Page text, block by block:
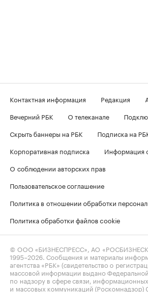
Контактная информация Редакция
Вечерний РБК
О телеканале
Скрыть баннеры на РБК
Подписка на
Корпоративная подписка
Информация
О соблюдении авторских прав
Пользовательское соглашение
Политика в отношении обработки
Политика обработки файлов cookie
© ООО «БИЗНЕСПРЕСС», АО
1995–2026 . Сообщения и материалы
агентства «РБК» (свидетельство о
массовой информации выдано
по надзору в сфере связи,
и массовых коммуникаций (Роскомнадзор)